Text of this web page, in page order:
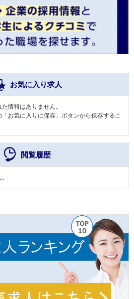
お気に入り求人
情報はありません。
お気に入りに保存」ボタンから保存するこ
閲覧履歴